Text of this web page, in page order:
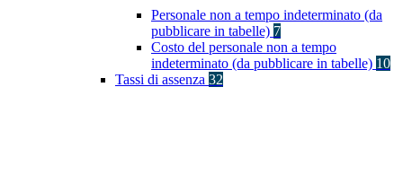
Personale non a tempo indeterminato (da
pubblicare in tabelle) 7
Costo del personale non a tempo
indeterminato (da pubblicare in tabelle) 10
Tassi di assenza 32